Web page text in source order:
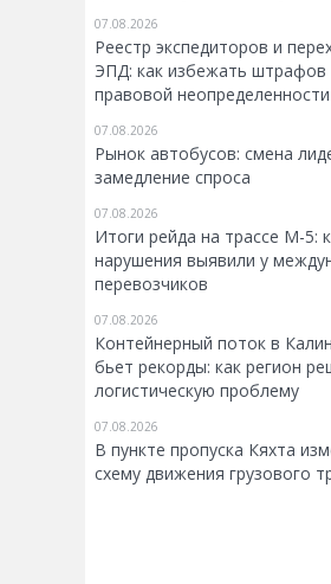
07.08.2026
Реестр экспедиторов и
ЭПД: как избежать штрафов
правовой неопределенности
07.08.2026
Рынок автобусов: смена
замедление спроса
07.08.2026
Итоги рейда на трассе М-5:
нарушения выявили у
перевозчиков
07.08.2026
Контейнерный поток в
бьет рекорды: как регион
логистическую проблему
07.08.2026
В пункте пропуска Кяхта
схему движения грузового